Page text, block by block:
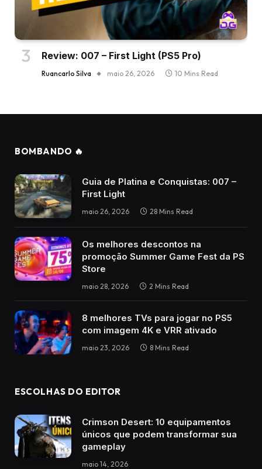
Review: 007 – First Light (PS5 Pro)
Ruancarlo Silva maio 26, 2026 10 Mins Read
BOMBANDO 🔥
Guia de Platina e Conquistas: 007 –
First Light
maio 26, 2026 28 Mins Read
Os melhores descontos na
promoção Summer Game Fest da PS
Store
maio 28, 2026 2 Mins Read
8 melhores TVs para jogar no PS5
com imagem 4K e VRR ativado
maio 23, 2026 8 Mins Read
ESCOLHAS DO EDITOR
Crimson Desert: 10 equipamentos
únicos que podem transformar sua
gameplay
maio 14, 2026